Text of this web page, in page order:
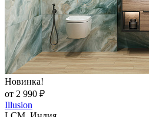
Новинка!
от 2 990 ₽
Illusion